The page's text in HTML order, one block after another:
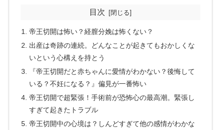
目次
帝王切開は怖い？経膣分娩は怖くない？
出産は奇跡の連続。どんなことが起きてもおかしくな
いという心構えを持とう
『帝王切開だと赤ちゃんに愛情がわかない？後悔して
いる？不妊になる？』偏見が一番怖い
帝王切開で超緊張！手術前が恐怖心の最高潮。緊張し
すぎて起きたトラブル
帝王切開中の心境は？しんどすぎて他の感情がわかな